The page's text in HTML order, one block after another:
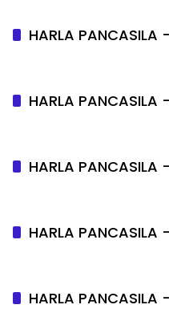
HARLA PANCASILA
HARLA PANCASILA
HARLA PANCASILA
HARLA PANCASILA
HARLA PANCASILA